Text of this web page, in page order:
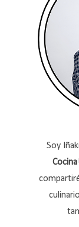
Soy
Cocina